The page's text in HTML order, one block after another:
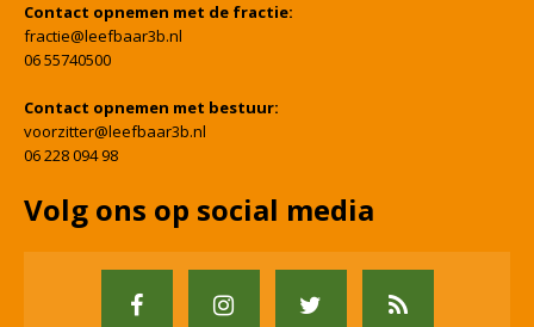
Contact opnemen met de fractie:
fractie@leefbaar3b.nl
06 55740500
Contact opnemen met bestuur:
voorzitter@leefbaar3b.nl
06 228 094 98
Volg ons op social media